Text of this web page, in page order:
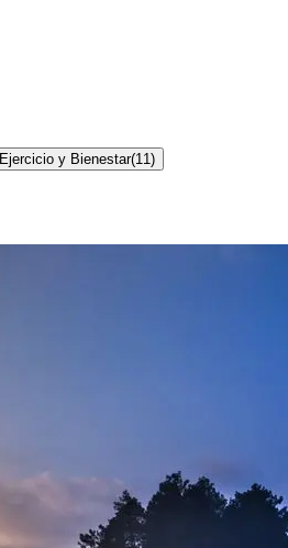
Ejercicio y Bienestar(11 )